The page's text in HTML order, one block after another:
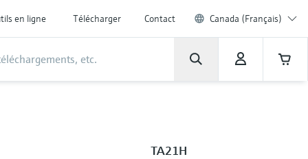
en ligne Télécharger Contact Canada (Français)
TA21H